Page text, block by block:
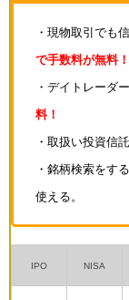
・現物取引でも
で手数料が無料！
・デイトレーダ
料！
・取扱い投資信
・銘柄検索をす
使える。
IPO NISA